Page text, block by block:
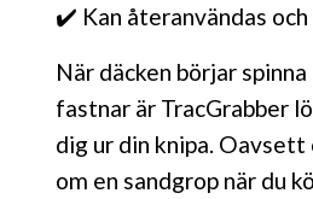
✔️ Kan återanvändas
När däcken börjar spinna
fastnar är TracGrabber
dig ur din knipa.
om en sandgrop när du